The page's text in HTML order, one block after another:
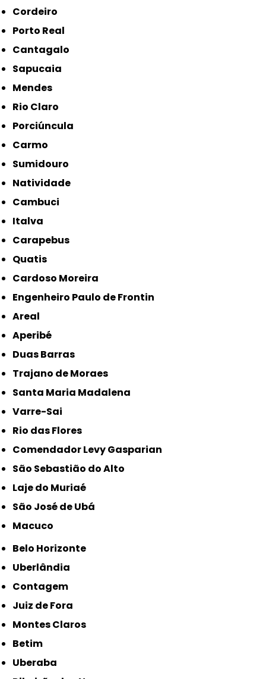
Cordeiro
Porto Real
Cantagalo
Sapucaia
Mendes
Rio Claro
Porciúncula
Carmo
Sumidouro
Natividade
Cambuci
Italva
Carapebus
Quatis
Cardoso Moreira
Engenheiro Paulo de Frontin
Areal
Aperibé
Duas Barras
Trajano de Moraes
Santa Maria Madalena
Varre-Sai
Rio das Flores
Comendador Levy Gasparian
São Sebastião do Alto
Laje do Muriaé
São José de Ubá
Macuco
Belo Horizonte
Uberlândia
Contagem
Juiz de Fora
Montes Claros
Betim
Uberaba